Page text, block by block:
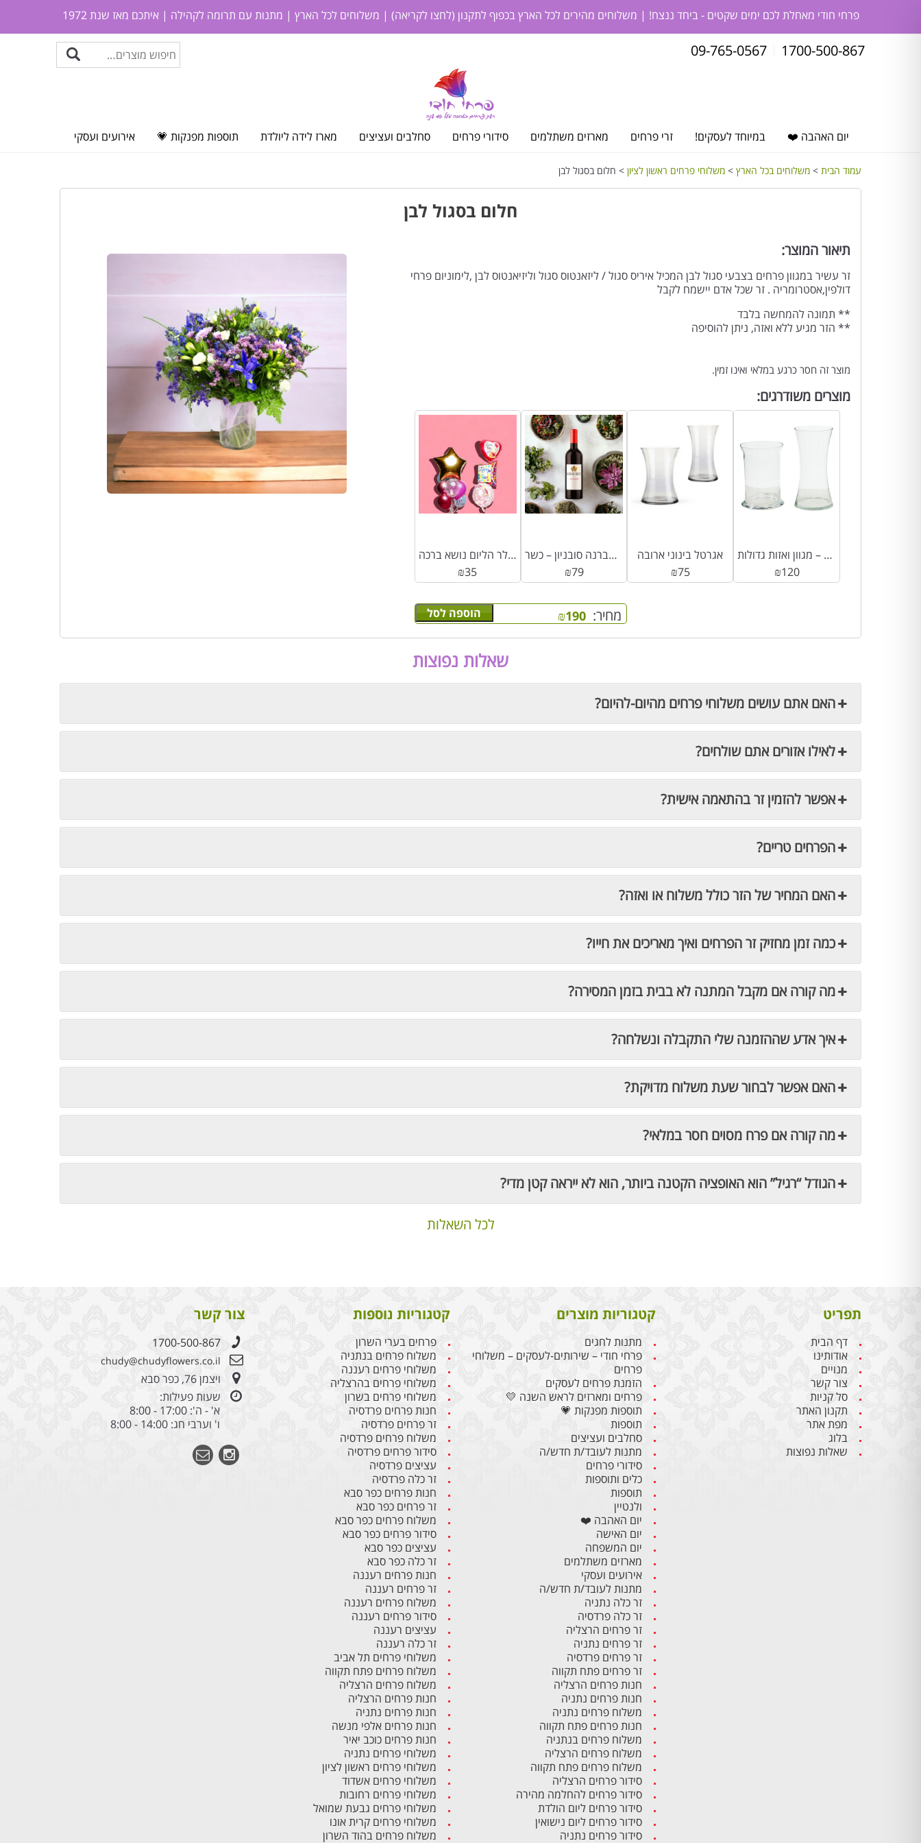
פרחי חודי מאחלת לכם ימים שקטים - ביחד ננצח! | משלוחים מהירים לכל הארץ בכפוף לתקנון (לחצו לקריאה) | משלוחים לכל הארץ | מתנות עם תרומה לקהילה | איתכם מאז שנת 1972
1700-500-867
09-765-0567
יום האהבה ❤️ במיוחד לעסקים! זרי פרחים מארזים משתלמים סידורי פרחים סחלבים ועציצים מארז לידה ליולדת תוספות מפנקות 💗 אירועים ועסקי
עמוד הבית > משלוחים בכל הארץ > משלוחי פרחים ראשון לציון > חלום בסגול לבן
חלום בסגול לבן
תיאור המוצר:
זר עשיר במגוון פרחים בצבעי סגול לבן המכיל איריס סגול / ליזאנטוס סגול וליזיאנטוס לבן ,לימוניום פרחי
דולפין,אסטרומריה . זר שכל אדם יישמח לקבל
** תמונה להמחשה בלבד
** הזר מגיע ללא ואזה, ניתן להוסיפה
מוצר זה חסר כרגע במלאי ואינו זמין.
מחיר: ₪190 הוספה לסל
מוצרים משודרגים:
בלון מיילר הליום נושא ברכה
₪35
דרך ארץ קברנה סובניון – כשר
₪79
אגרטל בינוני ארובה
₪75
ואזה/אגרטל – מגוון ואזות גדולות
₪120
שאלות נפוצות
האם אתם עושים משלוחי פרחים מהיום-להיום?
לאילו אזורים אתם שולחים?
אפשר להזמין זר בהתאמה אישית?
הפרחים טריים?
האם המחיר של הזר כולל משלוח או ואזה?
כמה זמן מחזיק זר הפרחים ואיך מאריכים את חייו?
מה קורה אם מקבל המתנה לא בבית בזמן המסירה?
איך אדע שההזמנה שלי התקבלה ונשלחה?
האם אפשר לבחור שעת משלוח מדויקת?
מה קורה אם פרח מסוים חסר במלאי?
הגודל “רגיל” הוא האופציה הקטנה ביותר, הוא לא ייראה קטן מדי?
לכל השאלות
תפריט
דף הבית
אודותינו
מנויים
צור קשר
סל קניות
תקנון האתר
מפת אתר
בלוג
שאלות נפוצות
קטגוריות מוצרים
מתנות לחגים
פרחי חודי – שירותים-לעסקים – משלוחי
פרחים
הזמנת פרחים לעסקים
פרחים ומארזים לראש השנה 💛
תוספות מפנקות 💗
תוספות
סחלבים ועציצים
מתנות לעובד/ת חדש/ה
סידורי פרחים
כלים ותוספות
תוספות
ולנטיין
יום האהבה ❤️
יום האישה
יום המשפחה
מארזים משתלמים
אירועים ועסקי
מתנות לעובד/ת חדש/ה
זר כלה נתניה
זר כלה פרדסיה
זר פרחים הרצליה
זר פרחים נתניה
זר פרחים פרדסיה
זר פרחים פתח תקווה
חנות פרחים הרצליה
חנות פרחים נתניה
משלוח פרחים נתניה
חנות פרחים פתח תקווה
משלוח פרחים בנתניה
משלוח פרחים הרצליה
משלוח פרחים פתח תקווה
סידור פרחים הרצליה
סידור פרחים להחלמה מהירה
סידור פרחים ליום הולדת
סידור פרחים ליום נישואין
סידור פרחים נתניה
קטגוריות נוספות
פרחים בערי השרון
משלוח פרחים בנתניה
משלוחי פרחים רעננה
משלוחי פרחים בהרצליה
משלוחי פרחים בשרון
חנות פרחים פרדסיה
זר פרחים פרדסיה
משלוח פרחים פרדסיה
סידור פרחים פרדסיה
עציצים פרדסיה
זר כלה פרדסיה
חנות פרחים כפר סבא
זר פרחים כפר סבא
משלוח פרחים כפר סבא
סידור פרחים כפר סבא
עציצים כפר סבא
זר כלה כפר סבא
חנות פרחים רעננה
זר פרחים רעננה
משלוח פרחים רעננה
סידור פרחים רעננה
עציצים רעננה
זר כלה רעננה
משלוחי פרחים תל אביב
משלוח פרחים פתח תקווה
משלוח פרחים הרצליה
חנות פרחים הרצליה
חנות פרחים נתניה
חנות פרחים אלפי מנשה
חנות פרחים כוכב יאיר
משלוחי פרחים נתניה
משלוחי פרחים ראשון לציון
משלוחי פרחים אשדוד
משלוחי פרחים רחובות
משלוחי פרחים גבעת שמואל
משלוחי פרחים קרית אונו
משלוח פרחים בהוד השרון
צור קשר
1700-500-867
chudy@chudyflowers.co.il
ויצמן 76, כפר סבא
שעות פעילות:
א' - ה': 17:00 - 8:00
ו' וערבי חג: 14:00 - 8:00